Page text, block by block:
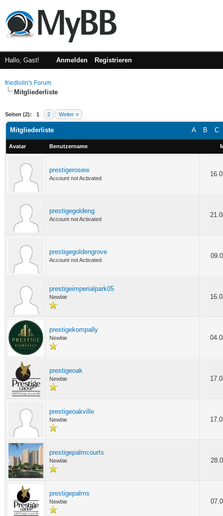
Hallo, Gast! Anmelden Registrieren
friedlolin's Forum
Mitgliederliste
Seiten (2): 1 2 Weiter »
A B C
Mitgliederliste
Avatar Benutzername
prestigerosew
Account not Activated
prestigegoldeng
Account not Activated
prestigegoldengrove
Account not Activated
prestigeimperialpark05
Newbie
prestigekompally
Newbie
prestigeoak
Newbie
prestigeoakville
Newbie
prestigepalmcourts
Newbie
prestigepalms
Newbie